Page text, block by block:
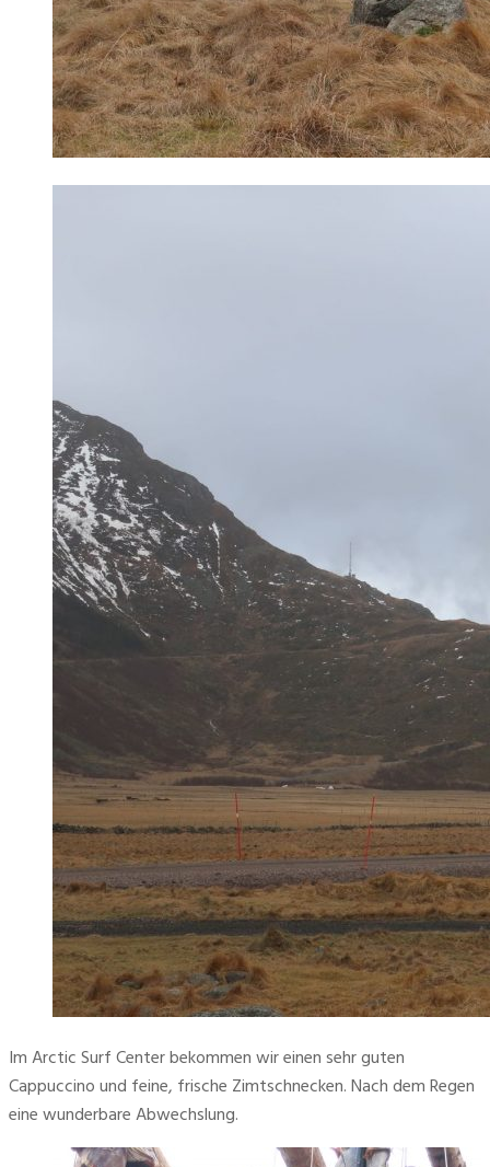
Im Arctic Surf Center bekommen wir einen sehr guten
Cappuccino und feine, frische Zimtschnecken. Nach dem Regen
eine wunderbare Abwechslung.